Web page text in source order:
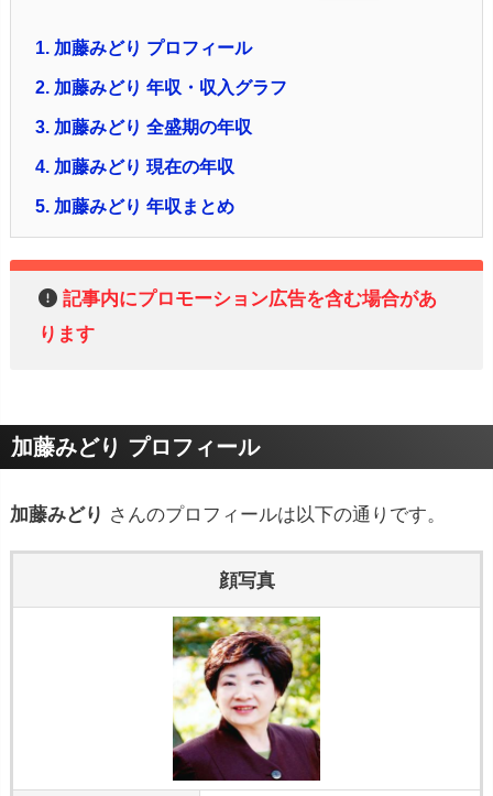
1. 加藤みどり プロフィール
2. 加藤みどり 年収・収入グラフ
3. 加藤みどり 全盛期の年収
4. 加藤みどり 現在の年収
5. 加藤みどり 年収まとめ
記事内にプロモーション広告を含む場合があ
ります
加藤みどり プロフィール
加藤みどり さんのプロフィールは以下の通りです。
顔写真